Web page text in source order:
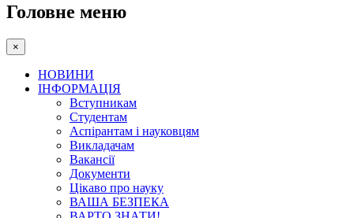
Головне меню
×
НОВИНИ
ІНФОРМАЦІЯ
Вступникам
Студентам
Аспірантам і науковцям
Викладачам
Вакансії
Документи
Цікаво про науку
ВАША БЕЗПЕКА